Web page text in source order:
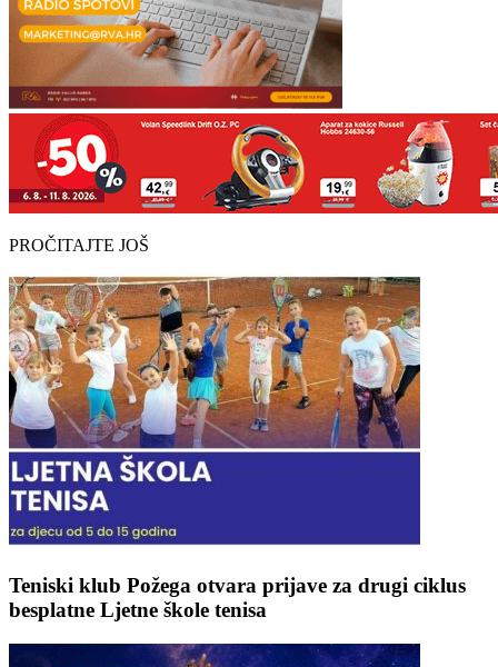
PROČITAJTE JOŠ
Teniski klub Požega otvara prijave za drugi ciklus
besplatne Ljetne škole tenisa